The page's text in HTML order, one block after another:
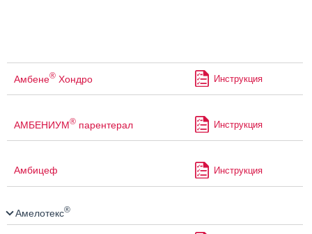
Амбене® Хондро Инструкция
АМБЕНИУМ® парентерал Инструкция
Амбицеф Инструкция
Амелотекс®